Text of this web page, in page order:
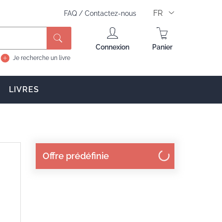
FAQ / Contactez-nous FR
Je recherche un livre
Connexion Panier
LIVRES
Offre prédéfinie